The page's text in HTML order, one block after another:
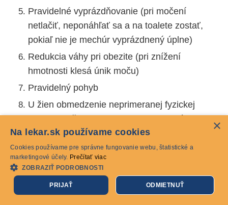
Pravidelné vyprázdňovanie (pri močení
netlačiť, neponáhľať sa a na toalete zostať,
pokiaľ nie je mechúr vyprázdnený úplne)
Redukcia váhy pri obezite (pri znížení
hmotnosti klesá únik moču)
Pravidelný pohyb
U žien obmedzenie neprimeranej fyzickej
aktivity (počas a po menopauze dochádza k
prirodzenému ochabovaniu orgánov panvy)
Rehabilitácia a cviky na posilnenie panvového
dna (dajú sa zvládnuť pri čakaní na autobus,
pri pokladni)
V prípade ochorenie včasné vyhľadanie lekára
×
Na lekar.sk používame cookies
Cookies používame pre správne fungovanie webu, štatistické a
marketingové účely. Prečítať viac
ZOBRAZIŤ PODROBNOSTI
PRIJAŤ ODMIETNUŤ